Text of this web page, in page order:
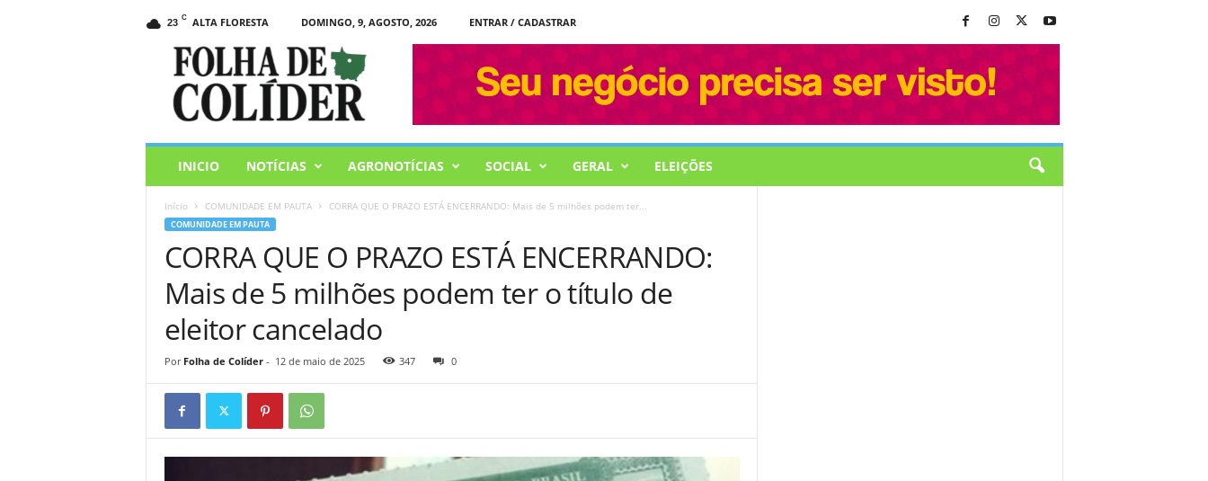
23 C ALTA FLORESTA DOMINGO, 9, AGOSTO, 2026
ENTRAR / CADASTRAR
INICIO NOTÍCIAS AGRONOTÍCIAS SOCIAL GERAL ELEIÇÕES
Início COMUNIDADE EM PAUTA CORRA QUE O PRAZO ESTÁ ENCERRANDO: Mais de 5 milhões podem ter...
COMUNIDADE EM PAUTA
CORRA QUE O PRAZO ESTÁ ENCERRANDO:
Mais de 5 milhões podem ter o título de
eleitor cancelado
Por Folha de Colíder- 12 de maio de 2025 347 0